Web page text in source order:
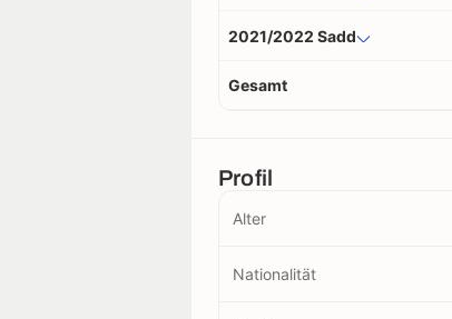
2021/2022 Sadd
Gesamt
Profil
Alter
Nationalität